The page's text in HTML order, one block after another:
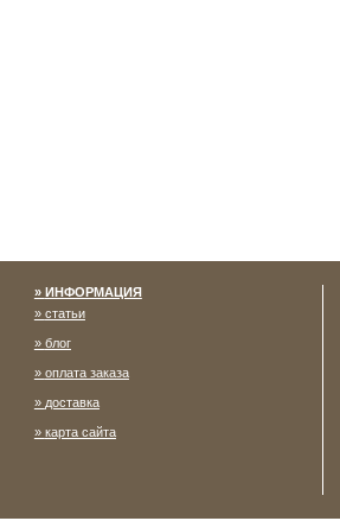
ИНФОРМАЦИЯ
статьи
блог
оплата заказа
доставка
карта сайта